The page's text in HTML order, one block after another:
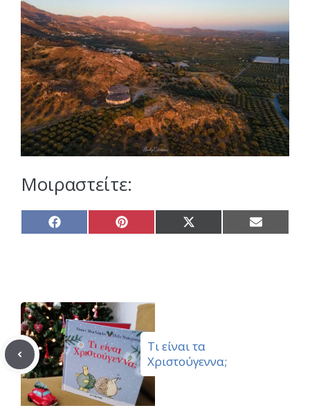
Μοιραστείτε:
Share
on
Share
on
Share
on
Share
on
Τι είναι τα
Χριστούγεννα;